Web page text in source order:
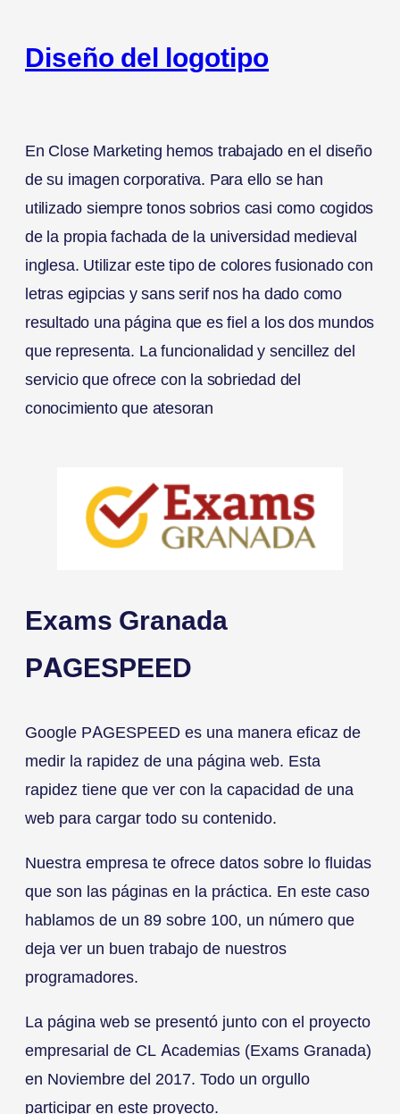
Diseño del logotipo
En Close Marketing hemos trabajado en el diseño
de su imagen corporativa. Para ello se han
utilizado siempre tonos sobrios casi como cogidos
de la propia fachada de la universidad medieval
inglesa. Utilizar este tipo de colores fusionado con
letras egipcias y sans serif nos ha dado como
resultado una página que es fiel a los dos mundos
que representa. La funcionalidad y sencillez del
servicio que ofrece con la sobriedad del
conocimiento que atesoran
Exams Granada
PAGESPEED
Google PAGESPEED es una manera eficaz de
medir la rapidez de una página web. Esta
rapidez tiene que ver con la capacidad de una
web para cargar todo su contenido.
Nuestra empresa te ofrece datos sobre lo fluidas
que son las páginas en la práctica. En este caso
hablamos de un 89 sobre 100, un número que
deja ver un buen trabajo de nuestros
programadores.
La página web se presentó junto con el proyecto
empresarial de CL Academias (Exams Granada)
en Noviembre del 2017. Todo un orgullo
participar en este proyecto.